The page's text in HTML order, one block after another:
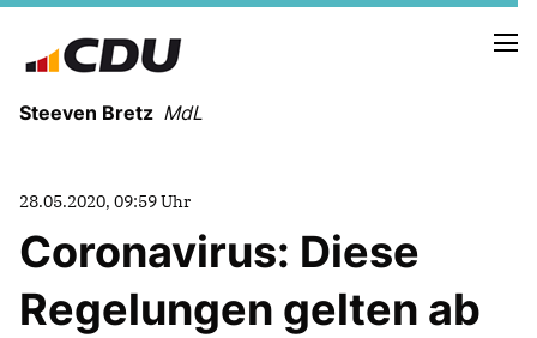
Steeven Bretz MdL
VITA
WAHLKREISBESUCHE
28.05.2020, 09:59 Uhr
Coronavirus: Diese
Regelungen gelten ab